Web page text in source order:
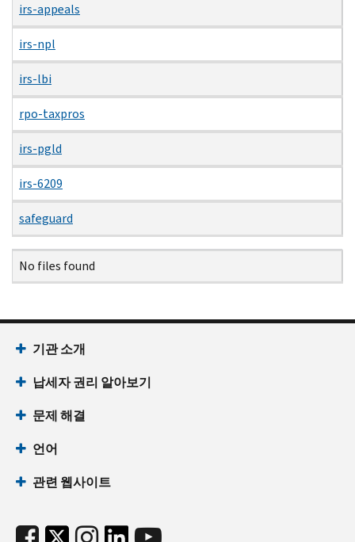
irs-appeals
irs-npl
irs-lbi
rpo-taxpros
irs-pgld
irs-6209
safeguard
Name
Date
Size
Description
No files found
기관 소개
납세자 권리 알아보기
문제 해결
언어
관련 웹사이트